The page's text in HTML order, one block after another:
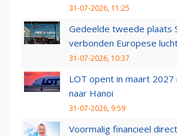
31-07-2026, 11:25
Gedeelde tweede plaats
verbonden Europese
31-07-2026, 10:37
LOT opent in maart
naar Hanoi
31-07-2026, 9:59
Voormalig financieel